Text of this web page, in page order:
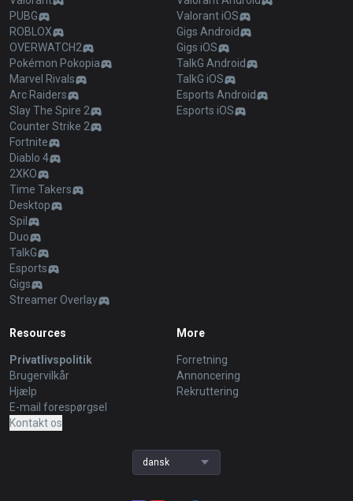
PUBG
ROBLOX
OVERWATCH2
Pokémon Pokopia
Marvel Rivals
Arc Raiders
Slay The Spire 2
Counter Strike 2
Fortnite
Diablo 4
2XKO
Time Takers
Desktop
Spil
Duo
TalkG
Esports
Gigs
Streamer Overlay
Valorant iOS
Gigs Android
Gigs iOS
TalkG Android
TalkG iOS
Esports Android
Esports iOS
Resources
Privatlivspolitik
Brugervilkår
Hjælp
E-mail forespørgsel
Kontakt os
More
Forretning
Annoncering
Rekruttering
dansk